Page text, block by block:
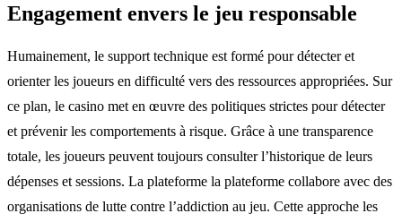
Engagement envers le jeu responsable
Humainement, le support technique est formé pour détecter et
orienter les joueurs en difficulté vers des ressources appropriées. Sur
ce plan, le casino met en œuvre des politiques strictes pour détecter
et prévenir les comportements à risque. Grâce à une transparence
totale, les joueurs peuvent toujours consulter l’historique de leurs
dépenses et sessions. La plateforme la plateforme collabore avec des
organisations de lutte contre l’addiction au jeu. Cette approche les